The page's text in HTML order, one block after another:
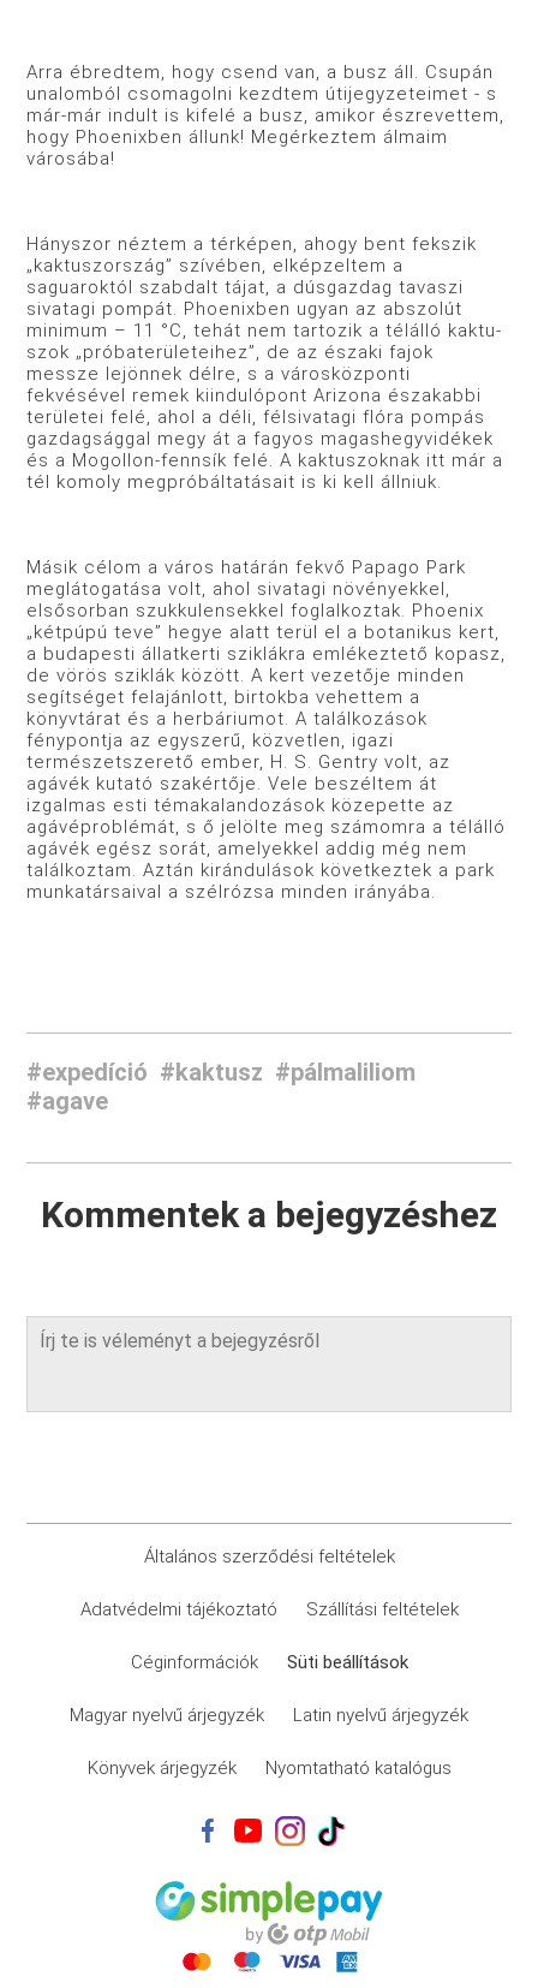
Arra ébredtem, hogy csend van, a busz áll. Csupán
unalom­ból csomagolni kezdtem útijegyzeteimet - s
már-már indult is kifelé a busz, amikor észrevettem,
hogy Phoenixben állunk! Megérkeztem álmaim
városába!
Hányszor néztem a térképen, ahogy bent fekszik
„kaktusz­ország” szívében, elképzeltem a
saguaroktól szabdalt tájat, a dúsgazdag tavaszi
sivatagi pompát. Phoenixben ugyan az ab­szolút
minimum – 11 °C, tehát nem tartozik a télálló kaktu­
szok „próbaterületeihez”, de az északi fajok
messze lejönnek délre, s a városközponti
fekvésével remek kiindulópont Ari­zona északabbi
területei felé, ahol a déli, félsivatagi flóra pom­pás
gazdagsággal megy át a fagyos magashegyvidékek
és a Mogollon-fennsík felé. A kaktuszoknak itt már a
tél komoly megpróbáltatásait is ki kell állniuk.
Másik célom a város határán fekvő Papago Park
megláto­gatása volt, ahol sivatagi növényekkel,
elsősorban szukkulen­sekkel foglalkoztak. Phoenix
„kétpúpú teve” hegye alatt terül el a botanikus kert,
a budapesti állatkerti sziklákra emlékez­tető kopasz,
de vörös sziklák között. A kert vezetője minden
segítséget felajánlott, birtokba vehettem a
könyvtárat és a her­báriumot. A találkozások
fénypontja az egyszerű, közvetlen, igazi
természetszerető ember, H. S. Gentry volt, az
agávék kutató szakértője. Vele beszéltem át
izgalmas esti témakalan­dozások közepette az
agávéproblémát, s ő jelölte meg számomra a télálló
agávék egész sorát, amelyekkel addig még nem
találkoztam. Aztán kirándulások következtek a park
munkatársaival a szélrózsa minden irányába.
#expedíció #kaktusz #pálmaliliom
#agave
Kommentek a bejegyzéshez
Általános szerződési feltételek
Adatvédelmi tájékoztató Szállítási feltételek
Céginformációk Süti beállítások
Magyar nyelvű árjegyzék Latin nyelvű árjegyzék
Könyvek árjegyzék Nyomtatható katalógus